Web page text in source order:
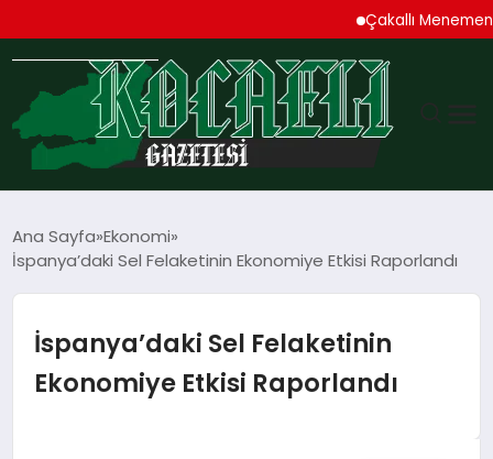
Çakallı Menemeni
TEKNOLOJI
EKONOMI
SPOR
Ana Sayfa Ekonomi
İspanya’daki Sel Felaketinin Ekonomiye Etkisi Raporlandı
İspanya’daki Sel Felaketinin
Ekonomiye Etkisi Raporlandı